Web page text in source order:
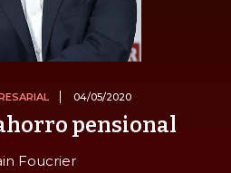
04/05/2020
pensional
Foucrier